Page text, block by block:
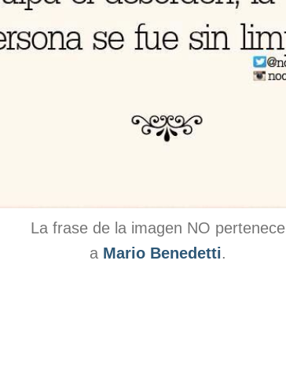
La frase de la imagen NO pertenece
a Mario Benedetti.